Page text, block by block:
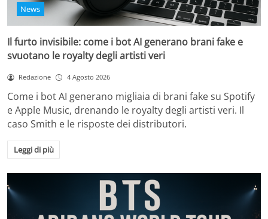
News
Il furto invisibile: come i bot AI generano brani fake e
svuotano le royalty degli artisti veri
Redazione 4 Agosto 2026
Come i bot AI generano migliaia di brani fake su Spotify
e Apple Music, drenando le royalty degli artisti veri. Il
caso Smith e le risposte dei distributori.
Leggi di più